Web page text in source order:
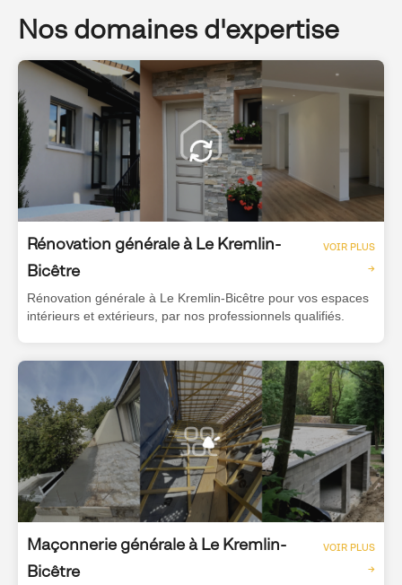
Nos domaines d'expertise
Rénovation générale à Le Kremlin-
Bicêtre
VOIR PLUS
→
Rénovation générale à Le Kremlin-Bicêtre pour vos espaces
intérieurs et extérieurs, par nos professionnels qualifiés.
Maçonnerie générale à Le Kremlin-
Bicêtre
VOIR PLUS
→